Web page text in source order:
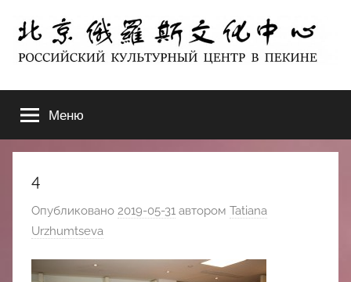
содержимому
北
京
俄
罗
斯
ЦЕНТР
В
ПЕКИНЕ
Меню
4
Опубликовано 2019-05-31 автором Tatiana
Urzhumtseva